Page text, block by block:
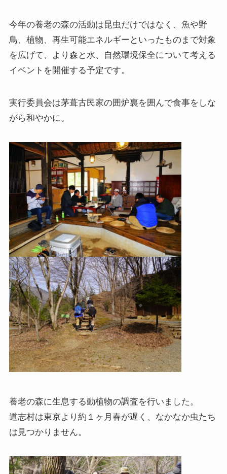
今年の養老の森の活動は昆虫だけではなく、魚や野
鳥、植物、再生可能エネルギーといったものまで対象
を広げて、より森と水、自然環境保全について考える
イベントを開催する予定です。
実行委員会は茅葺古民家の囲炉裏を囲んで食事をしな
がら和やかに。
養老の森に生息する動植物の調査を行いました。
道志村は東京より約１ヶ月春が遅く、なかなか虫たち
は見つかりません。